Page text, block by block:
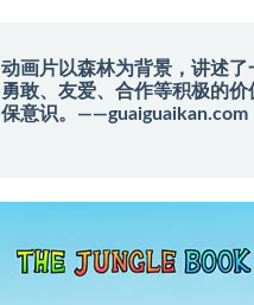
动画片以森林为背景，讲述
勇敢、友爱、合作等积极的
保意识。——guaiguaikan.com